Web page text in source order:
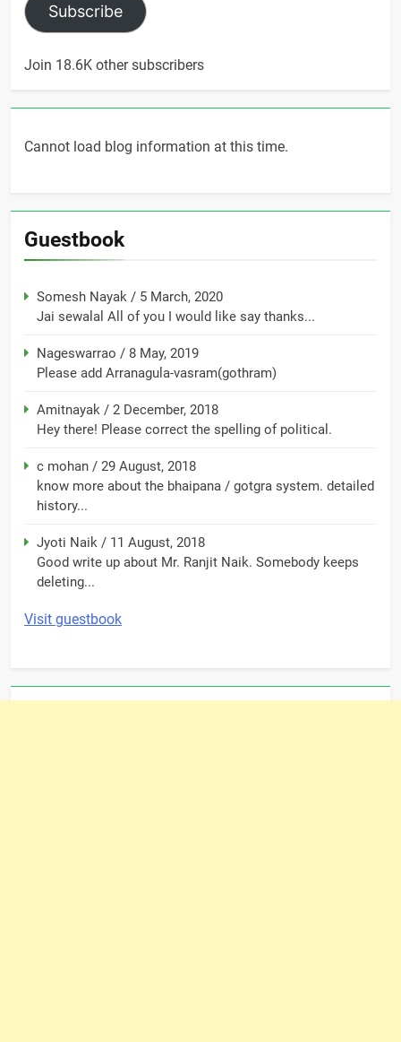
Subscribe
Join 18.6K other subscribers
Cannot load blog information at this time.
Guestbook
Somesh Nayak / 5 March, 2020
Jai sewalal All of you I would like say thanks...
Nageswarrao / 8 May, 2019
Please add Arranagula-vasram(gothram)
Amitnayak / 2 December, 2018
Hey there! Please correct the spelling of political.
c mohan / 29 August, 2018
know more about the bhaipana / gotgra system. detailed
history...
Jyoti Naik / 11 August, 2018
Good write up about Mr. Ranjit Naik. Somebody keeps
deleting...
Visit guestbook